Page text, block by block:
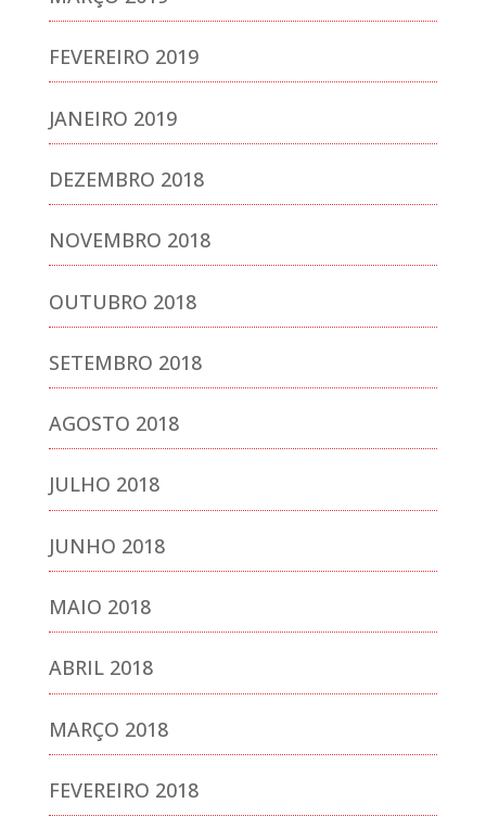
FEVEREIRO 2019
JANEIRO 2019
DEZEMBRO 2018
NOVEMBRO 2018
OUTUBRO 2018
SETEMBRO 2018
AGOSTO 2018
JULHO 2018
JUNHO 2018
MAIO 2018
ABRIL 2018
MARÇO 2018
FEVEREIRO 2018